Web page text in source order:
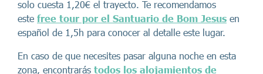
solo cuesta 1,20€ el trayecto. Te recomendamos
este free tour por el Santuario de Bom Jesus en
español de 1,5h para conocer al detalle este lugar.
En caso de que necesites pasar alguna noche en esta
zona, encontrarás todos los alojamientos de